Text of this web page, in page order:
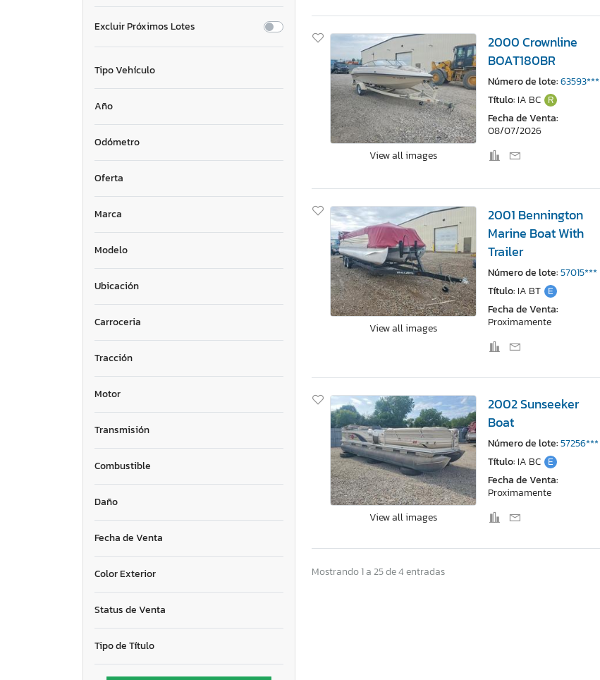
Excluir Próximos Lotes
Tipo Vehículo
Año
Odómetro
Oferta
Marca
Modelo
Ubicación
Carroceria
Tracción
Motor
Transmisión
Combustible
Daño
Fecha de Venta
Color Exterior
Status de Venta
Tipo de Título
View all images
2000 Crownline
BOAT180BR
Número de lote:63593***
Título: IA BC R
Fecha de Venta:
08/07/2026
View all images
2001 Bennington
Marine Boat With
Trailer
Número de lote:57015***
Título: IA BT E
Fecha de Venta:
Proximamente
View all images
2002 Sunseeker
Boat
Número de lote:57256***
Título: IA BC E
Fecha de Venta:
Proximamente
Mostrando 1 a 25 de 4 entradas